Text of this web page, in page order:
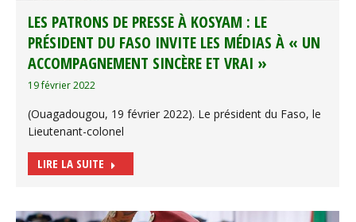
LES PATRONS DE PRESSE À KOSYAM : LE
PRÉSIDENT DU FASO INVITE LES MÉDIAS À « UN
ACCOMPAGNEMENT SINCÈRE ET VRAI »
19 février 2022
(Ouagadougou, 19 février 2022). Le président du Faso, le
Lieutenant-colonel
LIRE LA SUITE